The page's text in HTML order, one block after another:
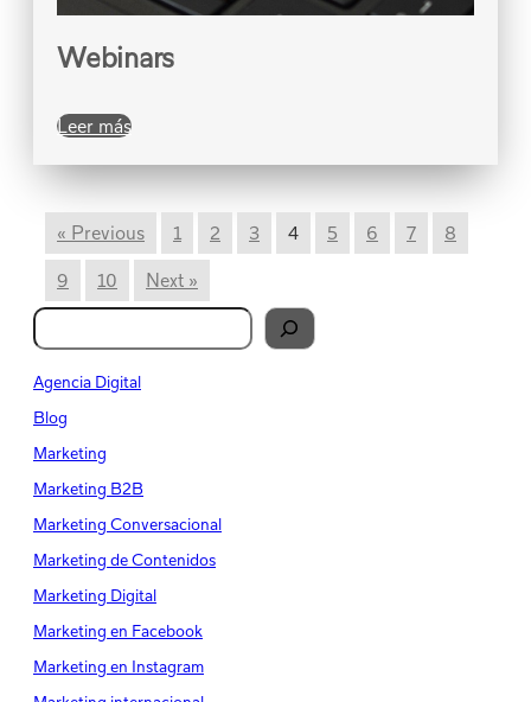
Webinars
Leer más
« Previous 1 2 3 4 5 6 7
8
9
10
Next »
B
u
s
c
r
Agencia Digital
Blog
Marketing
Marketing B2B
Marketing Conversacional
Marketing de Contenidos
Marketing Digital
Marketing en Facebook
Marketing en Instagram